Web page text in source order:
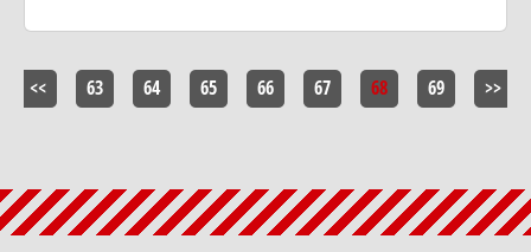
<< 63 64 65 66 67 68 69 >>